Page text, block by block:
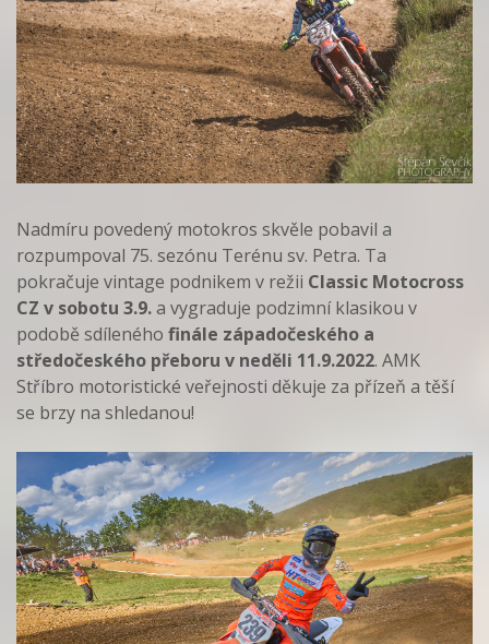
Nadmíru povedený motokros skvěle pobavil a
rozpumpoval 75. sezónu Terénu sv. Petra. Ta
pokračuje vintage podnikem v režii Classic Motocross
CZ v sobotu 3.9.a vygraduje podzimní klasikou v
podobě sdíleného finále západočeského a
středočeského přeboru v neděli 11.9.2022. AMK
Stříbro motoristické veřejnosti děkuje za přízeň a těší
se brzy na shledanou!